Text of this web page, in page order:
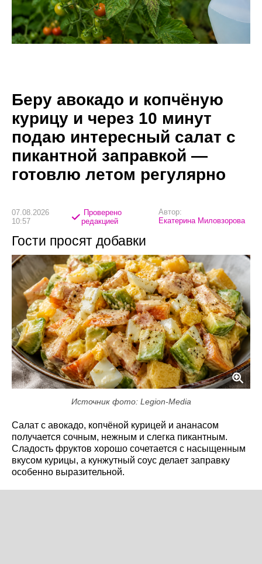
Беру авокадо и копчёную
курицу и через 10 минут
подаю интересный салат с
пикантной заправкой —
готовлю летом регулярно
07.08.2026
10:57
Проверено
редакцией
Автор:
Екатерина Миловзорова
Гости просят добавки
Источник фото: Legion-Media
Салат с авокадо, копчёной курицей и ананасом
получается сочным, нежным и слегка пикантным.
Сладость фруктов хорошо сочетается с насыщенным
вкусом курицы, а кунжутный соус делает заправку
особенно выразительной.